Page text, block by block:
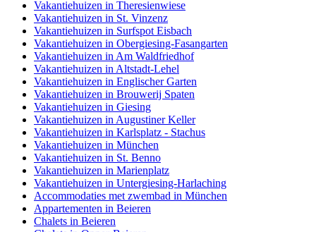
Vakantiehuizen in Theresienwiese
Vakantiehuizen in St. Vinzenz
Vakantiehuizen in Surfspot Eisbach
Vakantiehuizen in Obergiesing-Fasangarten
Vakantiehuizen in Am Waldfriedhof
Vakantiehuizen in Altstadt-Lehel
Vakantiehuizen in Englischer Garten
Vakantiehuizen in Brouwerij Spaten
Vakantiehuizen in Giesing
Vakantiehuizen in Augustiner Keller
Vakantiehuizen in Karlsplatz - Stachus
Vakantiehuizen in München
Vakantiehuizen in St. Benno
Vakantiehuizen in Marienplatz
Vakantiehuizen in Untergiesing-Harlaching
Accommodaties met zwembad in München
Appartementen in Beieren
Chalets in Beieren